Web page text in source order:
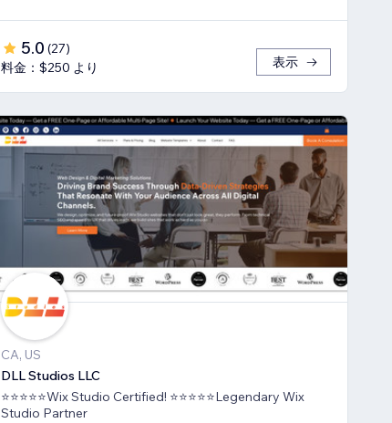
5.0 (27)
料金：$250 より
表示
CA, US
DLL Studios LLC
⭐⭐⭐⭐⭐Wix Studio Certified! ⭐⭐⭐⭐⭐Legendary Wix
Studio Partner